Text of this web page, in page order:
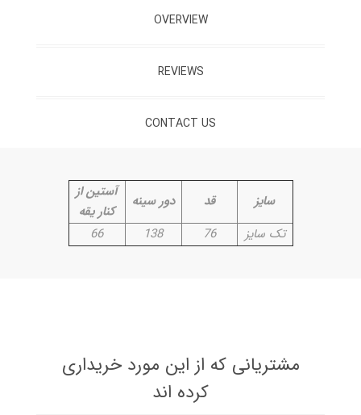
OVERVIEW
REVIEWS
CONTACT US
سایز قد دور سینه
آستین از
کنار یقه
تک سایز
76
138
66
مشتریانی که از این مورد خریداری
کرده اند